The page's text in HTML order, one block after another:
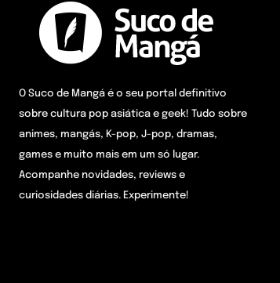
O Suco de Mangá é o seu portal definitivo
sobre cultura pop asiática e geek! Tudo sobre
animes, mangás, K-pop, J-pop, dramas,
games e muito mais em um só lugar.
Acompanhe novidades, reviews e
curiosidades diárias. Experimente!